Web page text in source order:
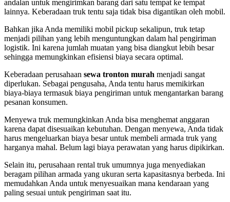
andalan untuk mengirimkan barang dari satu tempat ke tempat
lainnya. Keberadaan truk tentu saja tidak bisa digantikan oleh mobil.
Bahkan jika Anda memiliki mobil pickup sekalipun, truk tetap
menjadi pilihan yang lebih menguntungkan dalam hal pengiriman
logistik. Ini karena jumlah muatan yang bisa diangkut lebih besar
sehingga memungkinkan efisiensi biaya secara optimal.
Keberadaan perusahaan sewa tronton murah menjadi sangat
diperlukan. Sebagai pengusaha, Anda tentu harus memikirkan
biaya-biaya termasuk biaya pengiriman untuk mengantarkan barang
pesanan konsumen.
Menyewa truk memungkinkan Anda bisa menghemat anggaran
karena dapat disesuaikan kebutuhan. Dengan menyewa, Anda tidak
harus mengeluarkan biaya besar untuk membeli armada truk yang
harganya mahal. Belum lagi biaya perawatan yang harus dipikirkan.
Selain itu, perusahaan rental truk umumnya juga menyediakan
beragam pilihan armada yang ukuran serta kapasitasnya berbeda. Ini
memudahkan Anda untuk menyesuaikan mana kendaraan yang
paling sesuai untuk pengiriman saat itu.